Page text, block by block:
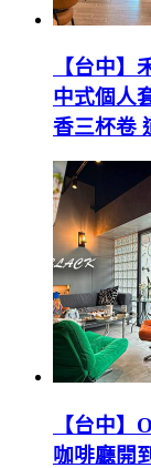
【台中
中式個人
香三杯卷
【台中
咖啡廳開